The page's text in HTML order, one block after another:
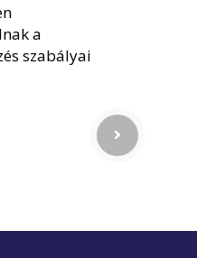
a
szabályai